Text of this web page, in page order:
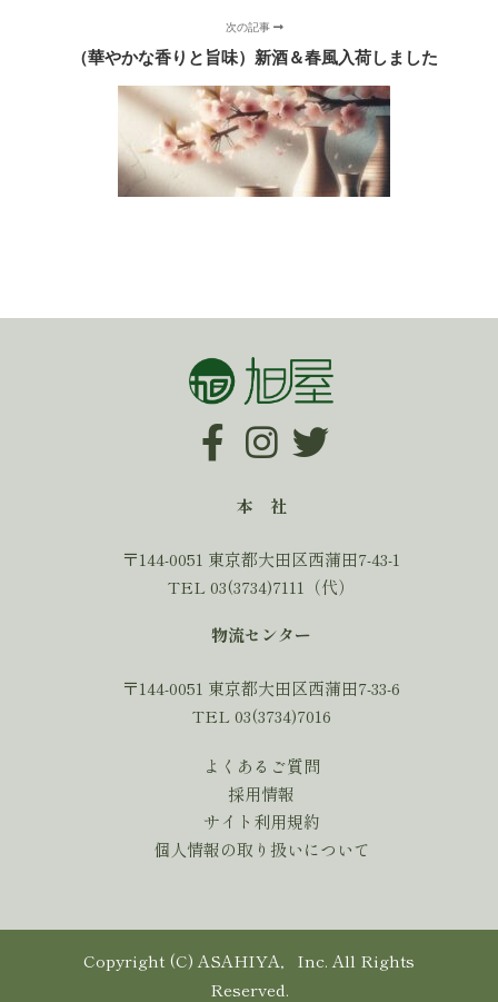
次の記事
（華やかな香りと旨味）新酒＆春風入荷しました
本 社
〒144-0051 東京都大田区西蒲田7-43-1
TEL 03(3734)7111（代）
物流センター
〒144-0051 東京都大田区西蒲田7-33-6
TEL 03(3734)7016
よくあるご質問
採用情報
サイト利用規約
個人情報の取り扱いについて
Copyright (C) ASAHIYA，Inc. All Rights
Reserved.